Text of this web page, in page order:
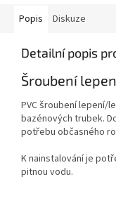
Popis Diskuze
Detailní popis
Šroubení
PVC šroubení lepení/
bazénových trubek.
potřebu občasného
K nainstalování je
pitnou vodu.